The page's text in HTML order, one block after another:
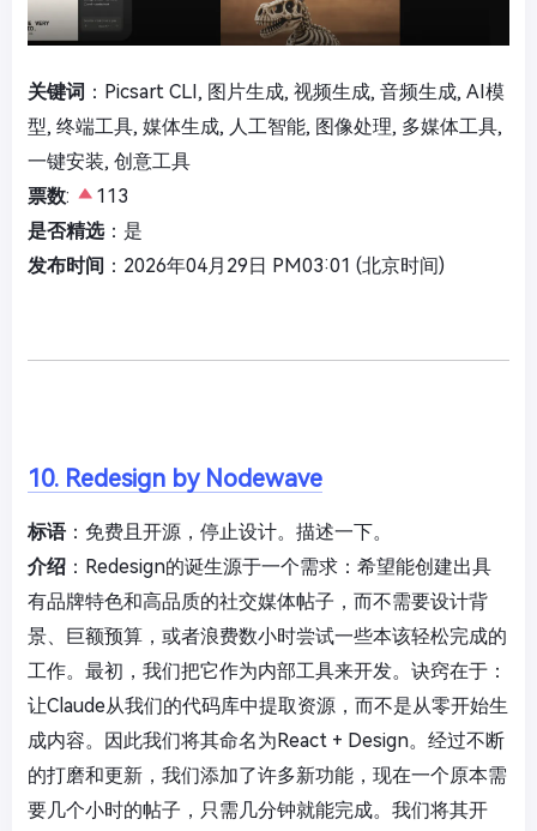
关键词 ：Picsart CLI, 图片生成, 视频生成, 音频生成, AI模
型, 终端工具, 媒体生成, 人工智能, 图像处理, 多媒体工具,
一键安装, 创意工具
票数:
113
是否精选：是
发布时间 ：2026年04月29日 PM03:01 (北京时间)
10. Redesign by Nodewave
标语：免费且开源，停止设计。描述一下。
介绍 ：Redesign的诞生源于一个需求：希望能创建出具
有品牌特色和高品质的社交媒体帖子，而不需要设计背
景、巨额预算，或者浪费数小时尝试一些本该轻松完成的
工作。最初，我们把它作为内部工具来开发。诀窍在于：
让Claude从我们的代码库中提取资源，而不是从零开始生
成内容。因此我们将其命名为React + Design。经过不断
的打磨和更新，我们添加了许多新功能，现在一个原本需
要几个小时的帖子，只需几分钟就能完成。我们将其开